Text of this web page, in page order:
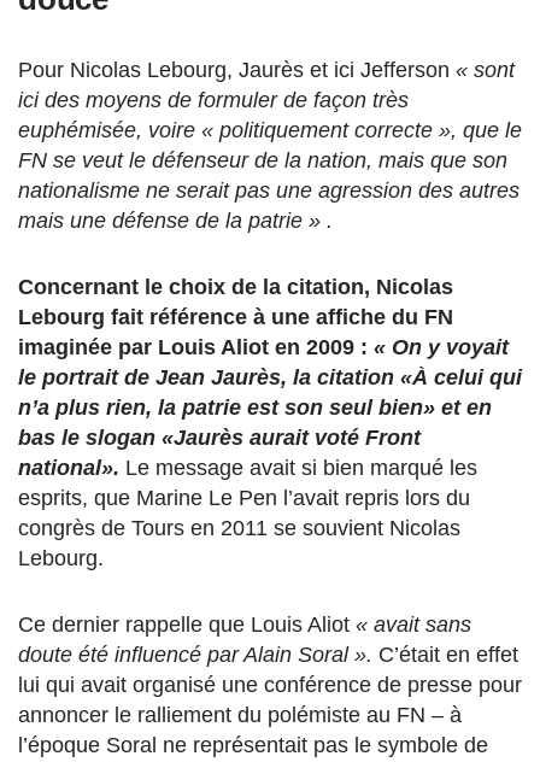
Pour Nicolas Lebourg, Jaurès et ici Jefferson « sont
ici des moyens de formuler de façon très
euphémisée, voire « politiquement correcte », que le
FN se veut le défenseur de la nation, mais que son
nationalisme ne serait pas une agression des autres
mais une défense de la patrie » .
Concernant le choix de la citation, Nicolas
Lebourg fait référence à une affiche du FN
imaginée par Louis Aliot en 2009 : « On y voyait
le portrait de Jean Jaurès, la citation «À celui qui
n’a plus rien, la patrie est son seul bien» et en
bas le slogan «Jaurès aurait voté Front
national». Le message avait si bien marqué les
esprits, que Marine Le Pen l’avait repris lors du
congrès de Tours en 2011 se souvient Nicolas
Lebourg.
Ce dernier rappelle que Louis Aliot « avait sans
doute été influencé par Alain Soral ». C’était en effet
lui qui avait organisé une conférence de presse pour
annoncer le ralliement du polémiste au FN – à
l’époque Soral ne représentait pas le symbole de